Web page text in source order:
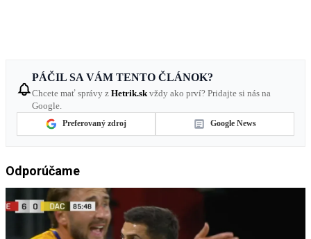
PÁČIL SA VÁM TENTO ČLÁNOK?
Chcete mať správy z Hetrik.sk vždy ako prví? Pridajte si nás na
Google.
Preferovaný zdroj Google News
Odporúčame